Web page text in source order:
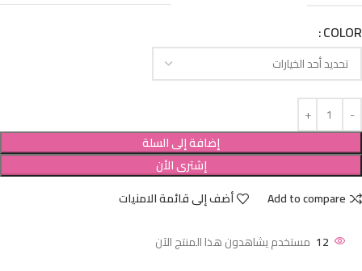
COLOR
إضافة إلى السلة
إشترى الأن
Add to compare
أضف إلى قائمة الامنيات
12 مستخدم يشاهدون هذا المنتج الآن